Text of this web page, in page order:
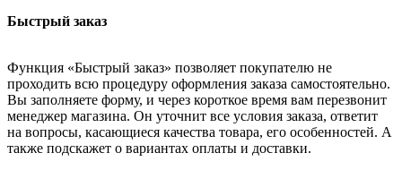
Быстрый заказ
Функция «Быстрый заказ» позволяет покупателю не
проходить всю процедуру оформления заказа самостоятельно.
Вы заполняете форму, и через короткое время вам перезвонит
менеджер магазина. Он уточнит все условия заказа, ответит
на вопросы, касающиеся качества товара, его особенностей. А
также подскажет о вариантах оплаты и доставки.